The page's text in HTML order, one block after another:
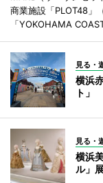
商業施設「PLOT48」
「YOKOHAMA
見る・
横浜
ト」
見る・
横浜
ル」